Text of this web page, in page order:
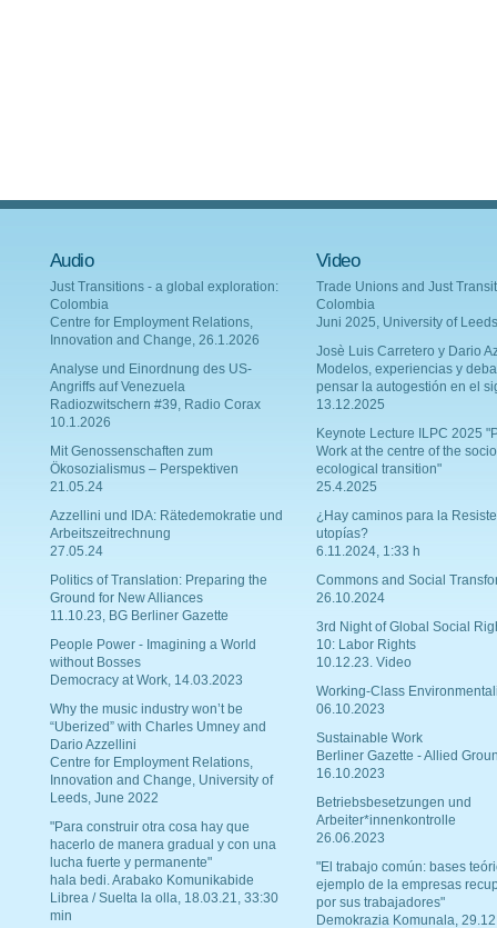
Audio
Just Transitions - a global exploration:
Colombia
Centre for Employment Relations,
Innovation and Change, 26.1.2026
Analyse und Einordnung des US-
Angriffs auf Venezuela
Radiozwitschern #39, Radio Corax
10.1.2026
Mit Genossenschaften zum
Ökosozialismus – Perspektiven
21.05.24
Azzellini und IDA: Rätedemokratie und
Arbeitszeitrechnung
27.05.24
Politics of Translation: Preparing the
Ground for New Alliances
11.10.23, BG Berliner Gazette
People Power - Imagining a World
without Bosses
Democracy at Work, 14.03.2023
Why the music industry won’t be
“Uberized” with Charles Umney and
Dario Azzellini
Centre for Employment Relations,
Innovation and Change, University of
Leeds, June 2022
"Para construir otra cosa hay que
hacerlo de manera gradual y con una
lucha fuerte y permanente"
hala bedi. Arabako Komunikabide
Librea / Suelta la olla, 18.03.21, 33:30
min
Video
Trade Unions and Just
Colombia
Juni 2025, University of Leeds
Josè Luis Carretero y Dario
Modelos, experiencias y
pensar la autogestión en el
13.12.2025
Keynote Lecture ILPC 2025
Work at the centre of the
ecological transition"
25.4.2025
¿Hay caminos para la
utopías?
6.11.2024, 1:33 h
Commons and Social
26.10.2024
3rd Night of Global Social
10: Labor Rights
10.12.23. Video
Working-Class
06.10.2023
Sustainable Work
Berliner Gazette - Allied
16.10.2023
Betriebsbesetzungen und
Arbeiter*innenkontrolle
26.06.2023
"El trabajo común: bases
ejemplo de la empresas
por sus trabajadores"
Demokrazia Komunala,